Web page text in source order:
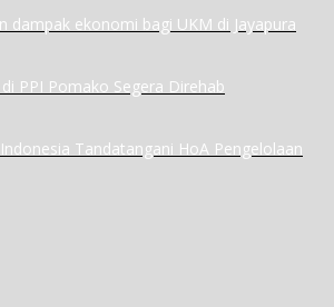
dampak ekonomi bagi UKM di Jayapura
PPI Pomako Segera Direhab
Tandatangani HoA Pengelolaan